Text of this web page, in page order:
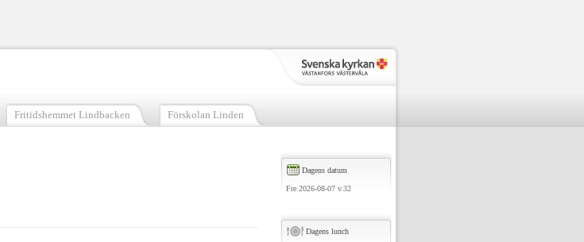
Fritidshemmet Lindbacken Förskolan Linden
Dagens datum
Fre 2026-08-07 v.32
Dagens lunch